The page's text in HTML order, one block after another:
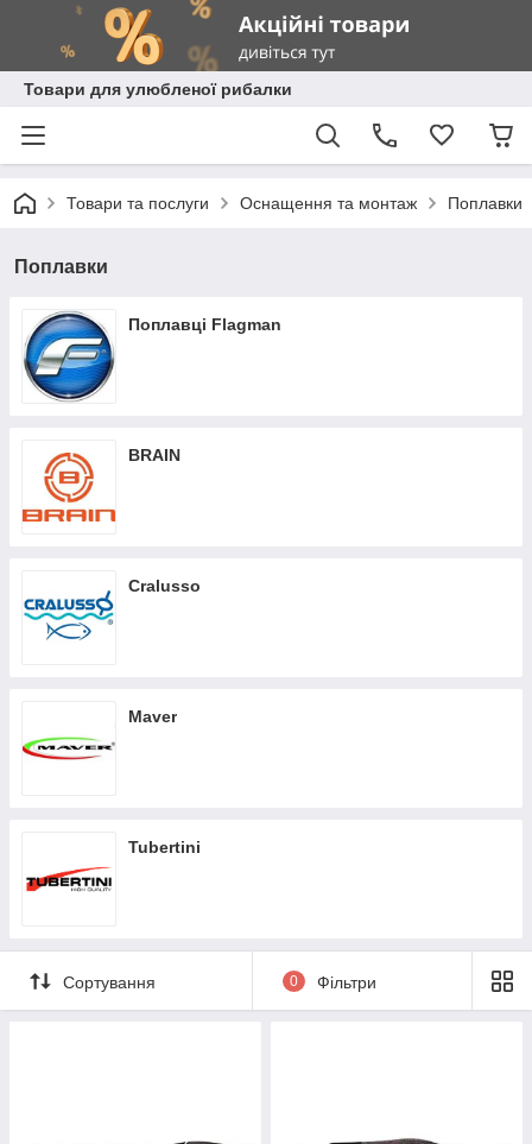
Товари для улюбленої рибалки
Товари та послуги Оснащення та монтаж Поплавки
Поплавки
Поплавці Flagman
BRAIN
Cralusso
Maver
Tubertini
Сортування 0 Фільтри